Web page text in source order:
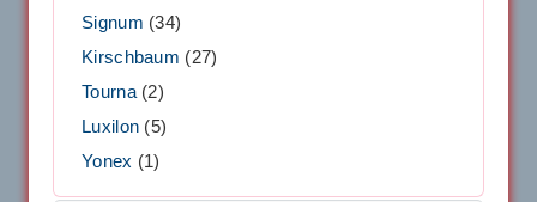
Signum (34)
Kirschbaum (27)
Tourna(2)
Luxilon (5)
Yonex (1)